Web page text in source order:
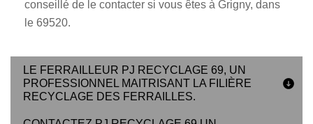
conseillé de le contacter si vous êtes à Grigny, dans
le 69520.
LE FERRAILLEUR PJ RECYCLAGE 69, UN
PROFESSIONNEL MAITRISANT LA FILIÈRE
RECYCLAGE DES FERRAILLES.